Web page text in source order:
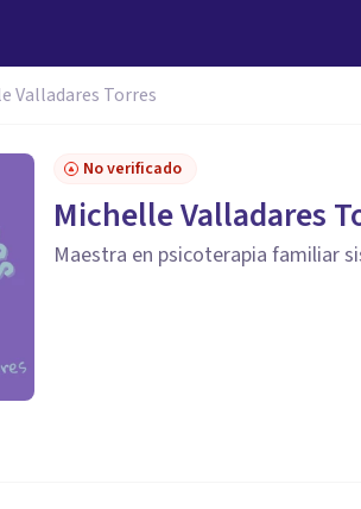
Valladares Torres
No verificado
Michelle Valladares
Maestra en psicoterapia familiar